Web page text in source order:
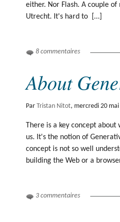
either. Nor Flash. A couple
Utrecht. It's hard to […]
8 commentaires
About
ParTristan Nitot, mercredi 20 mai
There is a key concept
us. It's the notion of
concept is not so well
building the Web or a
3 commentaires